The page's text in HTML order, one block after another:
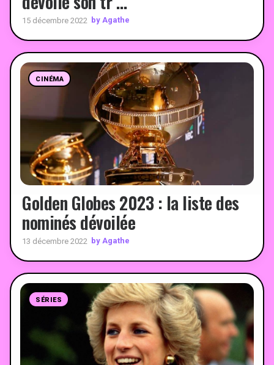
15 décembre 2022 by Agathe
CINÉMA
Golden Globes 2023 : la liste des
nominés dévoilée
13 décembre 2022 by Agathe
SÉRIES